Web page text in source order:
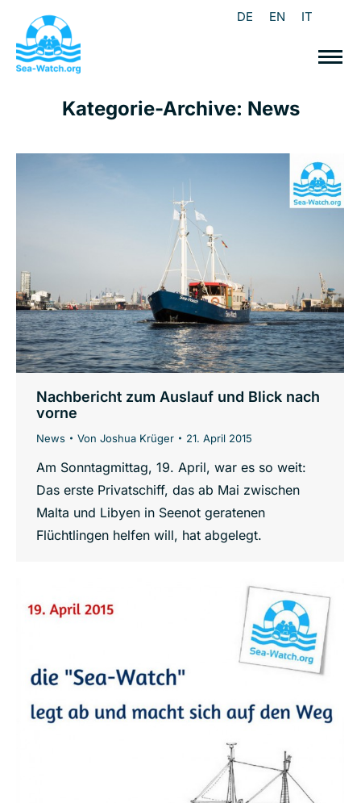
DE EN IT
Kategorie-Archive: News
Nachbericht zum Auslauf und Blick nach
vorne
News Von Joshua Krüger 21. April 2015
Am Sonntagmittag, 19. April, war es so weit:
Das erste Privatschiff, das ab Mai zwischen
Malta und Libyen in Seenot geratenen
Flüchtlingen helfen will, hat abgelegt.